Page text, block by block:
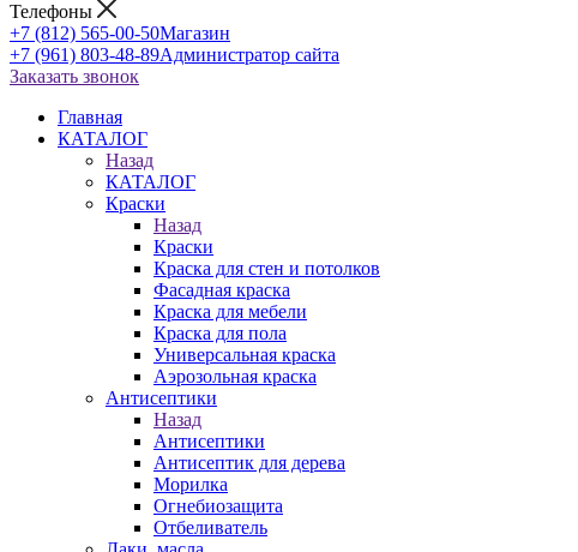
Телефоны
+7 (812) 565-00-50Магазин
+7 (961) 803-48-89Администратор сайта
Заказать звонок
Главная
КАТАЛОГ
Назад
КАТАЛОГ
Краски
Назад
Краски
Краска для стен и потолков
Фасадная краска
Краска для мебели
Краска для пола
Универсальная краска
Аэрозольная краска
Антисептики
Назад
Антисептики
Антисептик для дерева
Морилка
Огнебиозащита
Отбеливатель